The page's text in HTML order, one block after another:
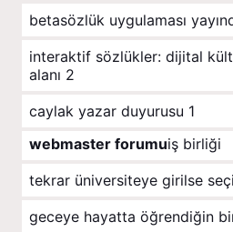
betasözlük uygulaması
i̇nteraktif sözlükler: dijital
alanı 2
caylak yazar duyurusu 1
webmaster forumuiş birliği
tekrar üniversiteye girilse
geceye hayatta öğrendiğin